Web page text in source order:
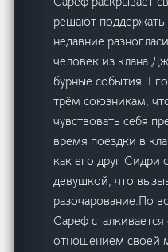
решают поддержать
недавние
человек из клана
бурные события.
трём союзникам,
чувствовать себя
время поездки в
как его друг Сидри
девушкой, что
разочарование.По
Сареф
отношением своей